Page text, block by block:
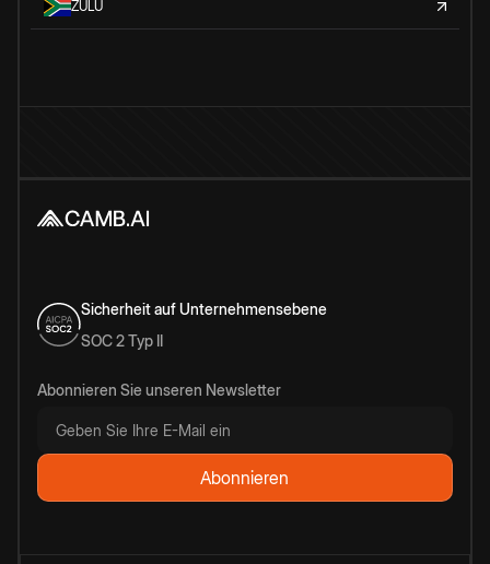
ZULU
Sicherheit auf Unternehmensebene
SOC 2 Typ II
Abonnieren Sie unseren Newsletter